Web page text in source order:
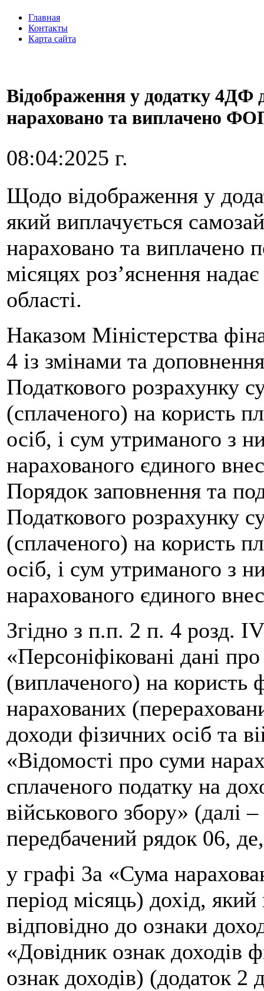
Главная
Контакты
Карта сайта
Відображення у додатку 4ДФ
нараховано та виплачено
08:04:2025 г.
Щодо відображення у
який виплачується
нараховано та виплачено
місяцях роз’яснення
області.
Наказом Міністерства
4 із змінами та
Податкового розрахунку
(сплаченого) на користь
осіб, і сум утриманого з
нарахованого єдиного
Порядок заповнення та
Податкового розрахунку
(сплаченого) на користь
осіб, і сум утриманого з
нарахованого єдиного
Згідно з п.п. 2 п. 4 розд.
«Персоніфіковані дані
(виплаченого) на користь
нарахованих
доходи фізичних осіб та
«Відомості про суми
сплаченого податку на
військового збору» (далі
передбачений рядок 06,
у графі 3а «Сума
період місяць) дохід,
відповідно до ознаки
«Довідник ознак доходів
ознак доходів) (додаток 2